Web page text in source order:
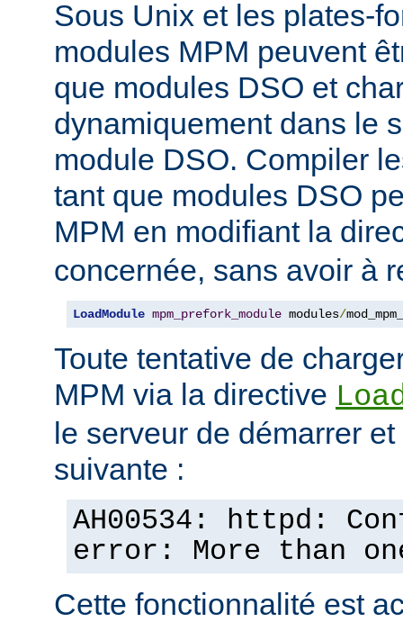
Sous Unix et les plates-
modules MPM peuvent
que modules DSO et
dynamiquement dans le
module DSO. Compiler
tant que modules DSO
MPM en modifiant la
concernée, sans avoir à
LoadModule mpm_prefork_module modules/
Toute tentative de
MPM via la directive
le serveur de démarrer
suivante :
AH00534: httpd:
error: More than
Cette fonctionnalité est